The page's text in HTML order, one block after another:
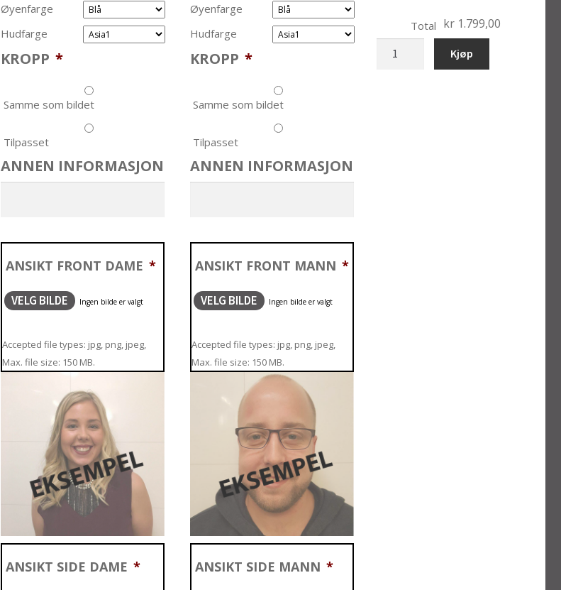
Øyenfarge
Hudfarge
KROPP *
Samme som bildet
Tilpasset
ANNEN INFORMASJON
ANSIKT FRONT DAME *
VELG BILDE
Accepted file types: jpg, png, jpeg,
Max. file size: 150 MB.
ANSIKT SIDE DAME *
Øyenfarge
Hudfarge
KROPP *
Samme som bildet
Tilpasset
ANNEN INFORMASJON
ANSIKT FRONT MANN *
VELG BILDE
Accepted file types: jpg, png, jpeg,
Max. file size: 150 MB.
ANSIKT SIDE MANN *
Total kr 1.799,00
bobblehead
Kjøp